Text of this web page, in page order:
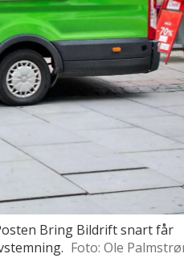
Bring Bildrift snart får
Foto: Ole